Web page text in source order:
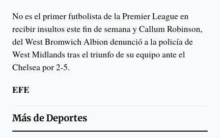
No es el primer futbolista de la Premier League en
recibir insultos este fin de semana y Callum Robinson,
del West Bromwich Albion denunció a la policía de
West Midlands tras el triunfo de su equipo ante el
Chelsea por 2-5.
EFE
Más deDeportes